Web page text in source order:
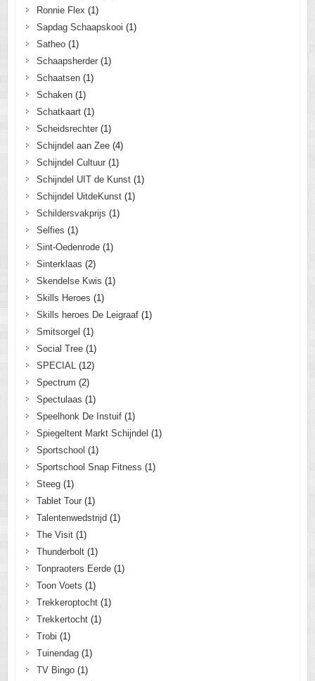
Ronnie Flex (1)
Sapdag Schaapskooi (1)
Satheo(1)
Schaapsherder(1)
Schaatsen(1)
Schaken(1)
Schatkaart(1)
Scheidsrechter(1)
Schijndel aan Zee(4)
Schijndel Cultuur(1)
Schijndel UIT de Kunst(1)
Schijndel UitdeKunst(1)
Schildersvakprijs (1)
Selfies (1)
Sint-Oedenrode(1)
Sinterklaas (2)
Skendelse Kwis (1)
Skills Heroes (1)
Skills heroes De Leigraaf(1)
Smitsorgel (1)
Social Tree(1)
SPECIAL(12)
Spectrum (2)
Spectulaas (1)
Speelhonk De Instuif(1)
Spiegeltent Markt Schijndel (1)
Sportschool (1)
Sportschool Snap Fitness (1)
Steeg(1)
Tablet Tour(1)
Talentenwedstrijd (1)
The Visit(1)
Thunderbolt(1)
Tonpraoters Eerde(1)
Toon Voets (1)
Trekkeroptocht(1)
Trekkertocht(1)
Trobi (1)
Tuinendag(1)
TV Bingo(1)